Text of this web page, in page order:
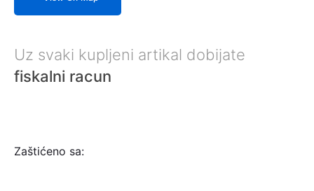
Uz svaki kupljeni artikal dobijate
fiskalni racun
Zaštićeno sa: